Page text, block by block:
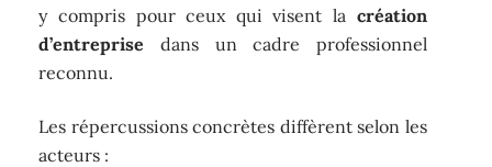
y compris pour ceux qui visent la création
d’entreprise dans un cadre professionnel
reconnu.
Les répercussions concrètes diffèrent selon les
acteurs :